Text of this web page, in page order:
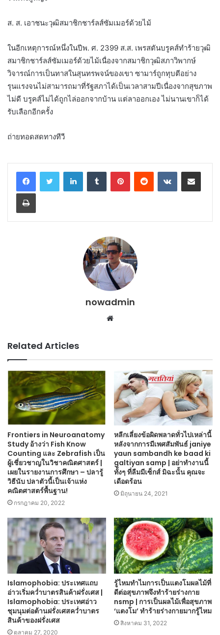
ส. ส. เอาชนะวุฒิสมาชิกชาร์ลส์ซัมเมอร์ด้วยไม้
ในอีกเหตุการณ์หนึ่งในปีพ. ศ. 2399 ส.ส. เพรสตันบรูคส์ทำร้ายวุฒิ
สมาชิกชาร์ลส์ซัมเมอร์ด้วยไม้เนื่องจากสมาชิกวุฒิสภาวิพากษ์
วิจารณ์การเป็นทาสในสุนทรพจน์ของเขา ซามาร์ถูกทุบตีอย่าง
รุนแรงจนไม่สามารถมาที่รัฐสภาได้เป็นเวลาสามปีเนื่องจากสุขภาพ
ไม่ดี บรูคส์ไม่ได้ถูกไล่ออกจากบ้าน แต่ลาออกเอง ไม่นานเขาก็ได้
รับเลือกอีกครั้ง
ถ่ายทอดสดทางทีวี
LinkedInTumblr PinterestReddit VKontakteShare via Email
Print
nowadmin
Website
Related Articles
Frontiers in Neuroanatomy
Study อ้างว่า Fish Know
Counting และ Zebrafish เป็น
ผู้เชี่ยวชาญในวิชาคณิตศาสตร์ |
เผยในรายงานการศึกษา – ปลารู้
วิธีนับ ปลาตัวนี้เป็นเจ้าแห่ง
คณิตศาสตร์พื้นฐาน!
กรกฎาคม 20, 2022
หลีกเลี่ยงข้อผิดพลาดทั่วไปเหล่านี้
หลังจากการมีเพศสัมพันธ์ janiye
yaun sambandh ke baad ki
galtiyan samp | อย่าทำงานนี้
ทั้งๆ ที่ลืมมีเซ็กส์ มิฉะนั้น คุณจะ
เดือดร้อน
มิถุนายน 24, 2021
Islamophobia: ประเทศแถบ
อ่าวเริ่มคว่ำบาตรสินค้าฝรั่งเศส |
Islamophobia: ประเทศอ่าว
ชุมนุมต่อต้านฝรั่งเศสคว่ำบาตร
สินค้าของฝรั่งเศส
ตุลาคม 27, 2020
รู้ไหมทำไมการเป็นแตงโมผลไม้ที่
ดีต่อสุขภาพจึงทำร้ายร่างกาย
nsmp | การเป็นผลไม้เพื่อสุขภาพ
‘แตงโม’ ทำร้ายร่างกายมากรู้ไหม
สิงหาคม 31, 2022